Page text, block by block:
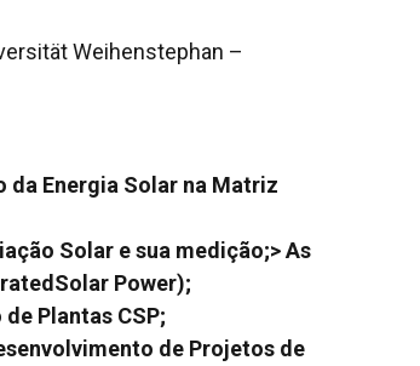
Weihenstephan –
da Energia Solar na Matriz
Solar e sua medição;> As
Power);
Plantas CSP;
de Projetos de